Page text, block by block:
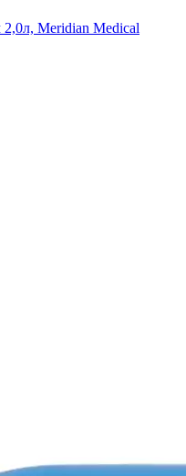
2,0л, Meridian Medical